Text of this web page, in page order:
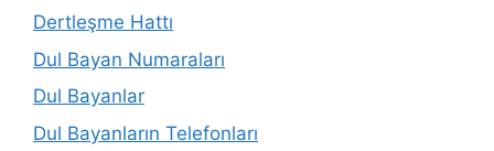
Dertleşme Hattı
Dul Bayan Numaraları
Dul Bayanlar
Dul Bayanların Telefonları